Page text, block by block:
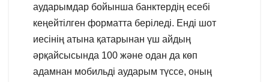
аударымдар бойынша банктердің есебі
кеңейтілген форматта беріледі. Енді шот
иесінің атына қатарынан үш айдың
әрқайсысында 100 және одан да көп
адамнан мобильді аударым түссе, оның